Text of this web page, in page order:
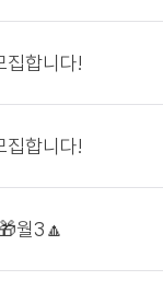
집합니다!
집합니다!
월3🔼